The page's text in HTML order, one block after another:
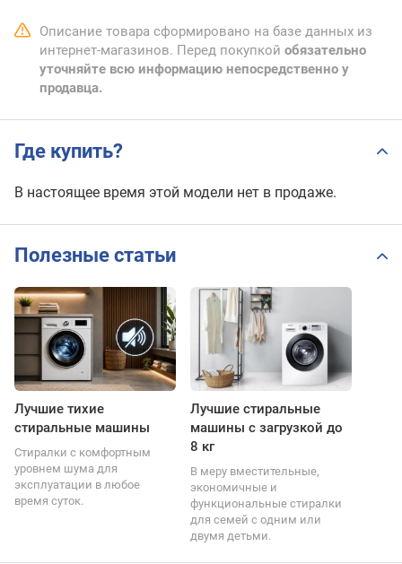
Описание товара сформировано на базе данных из
интернет-магазинов. Перед покупкой обязательно
уточняйте всю информацию непосредственно у
продавца.
Где купить?
В настоящее время этой модели нет в продаже.
Полезные статьи
Лучшие тихие
стиральные машины
Стиралки с комфортным
уровнем шума для
эксплуатации в любое
время суток.
Лучшие стиральные
машины с загрузкой до
8 кг
В меру вместительные,
экономичные и
функциональные стиралки
для семей с одним или
двумя детьми.